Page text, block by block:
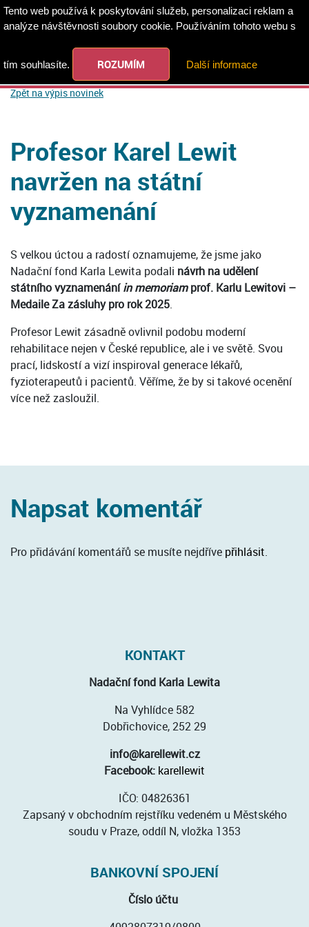
Zpět na výpis novinek
Profesor Karel Lewit
navržen na státní
vyznamenání
S velkou úctou a radostí oznamujeme, že jsme jako
Nadační fond Karla Lewita podali návrh na udělení
státního vyznamenáníin memoriamprof. Karlu Lewitovi –
Medaile Za zásluhy pro rok 2025.
Profesor Lewit zásadně ovlivnil podobu moderní
rehabilitace nejen v České republice, ale i ve světě. Svou
prací, lidskostí a vizí inspiroval generace lékařů,
fyzioterapeutů i pacientů. Věříme, že by si takové ocenění
více než zasloužil.
Napsat komentář
Pro přidávání komentářů se musíte nejdříve přihlásit.
KONTAKT
Nadační fond Karla Lewita
Na Vyhlídce 582
Dobřichovice, 252 29
info@karellewit.cz
Facebook: karellewit
IČO: 04826361
Zapsaný v obchodním rejstříku vedeném u Městského
soudu v Praze, oddíl N, vložka 1353
BANKOVNÍ SPOJENÍ
Číslo účtu
Tento web používá k poskytování služeb, personalizaci reklam a
analýze návštěvnosti soubory cookie. Používáním tohoto webu s
tím souhlasíte. ROZUMÍM Další informace